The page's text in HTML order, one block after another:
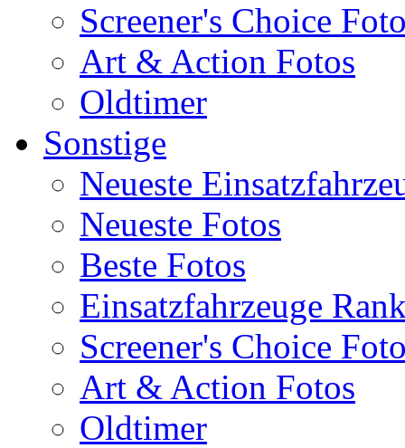
Screener's Choice
Art & Action Fotos
Oldtimer
Sonstige
Neueste
Neueste Fotos
Beste Fotos
Einsatzfahrzeuge
Screener's Choice
Art & Action Fotos
Oldtimer